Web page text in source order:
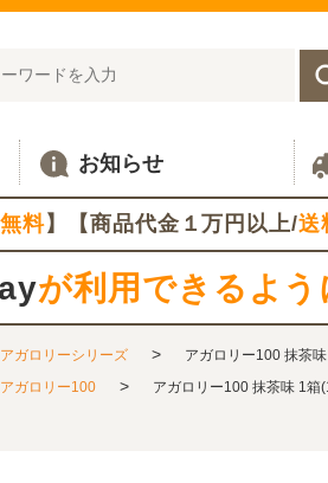
お知らせ
料】【商品代金１万円以上/送
が利用できるよ
アガロリーシリーズ >
アガロリー100 抹茶
アガロリー100 > アガロリー100 抹茶味 1箱